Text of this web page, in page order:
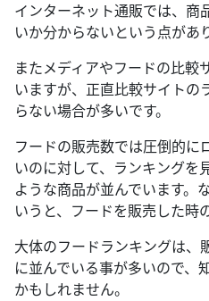
インターネット通販では、商
いか分からないという点があ
またメディアやフードの比較
いますが、正直比較サイトの
らない場合が多いです。
フードの販売数では圧倒的に
いのに対して、ランキングを
ような商品が並んでいます。
いうと、フードを販売した時
大体のフードランキングは、
に並んでいる事が多いので、
かもしれません。